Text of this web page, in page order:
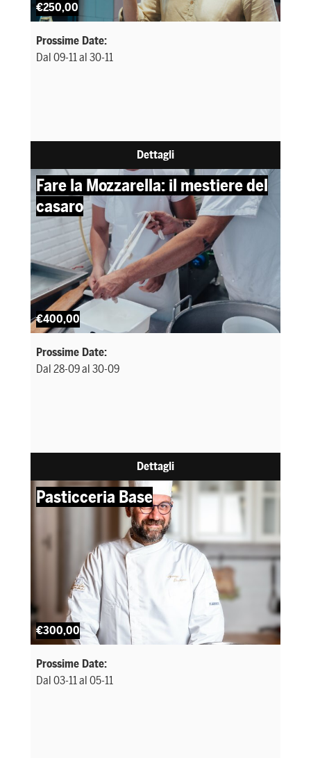
€250,00
Prossime Date:
Dal 09-11 al 30-11
Dettagli
Fare la Mozzarella: il mestiere del
casaro
€400,00
Prossime Date:
Dal 28-09 al 30-09
Dettagli
Pasticceria Base
€300,00
Prossime Date:
Dal 03-11 al 05-11